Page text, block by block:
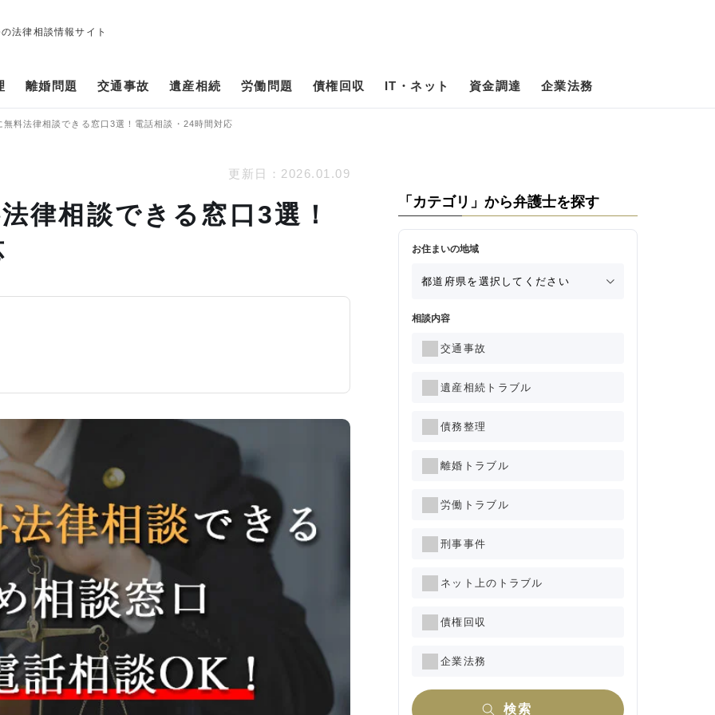
法律相談情報サイト
離婚問題 交通事故 遺産相続 労働問題 債権回収 IT・ネット 資金調達 企業法務
無料法律相談できる窓口3選！電話相談・24時間対応
更新日： 2026.01.09
律相談できる窓口3選！
「カテゴリ」から弁護士を探す
お住まいの地域
相談内容
交通事故
遺産相続トラブル
債務整理
離婚トラブル
労働トラブル
刑事事件
ネット上のトラブル
債権回収
企業法務
検索